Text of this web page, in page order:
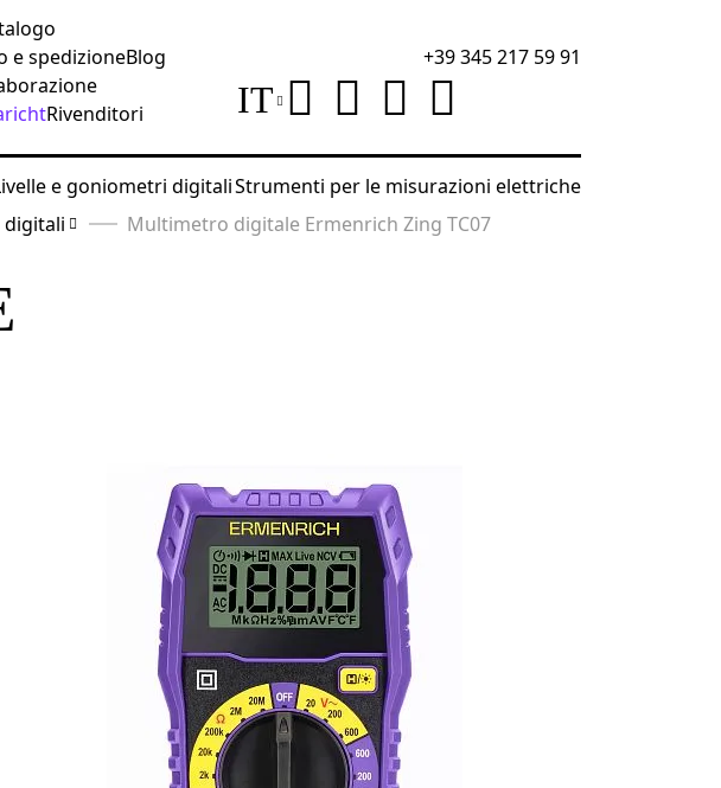
e spedizioneBlog
Rivenditori
+39 345 217 59 91
IT
e goniometri digitaliStrumenti per le misurazioni elettriche
Multimetro digitale Ermenrich Zing TC07